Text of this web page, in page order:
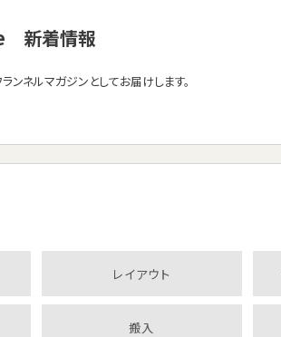
新着情報
ンネルマガジンとしてお届けします。
レイアウト
搬入